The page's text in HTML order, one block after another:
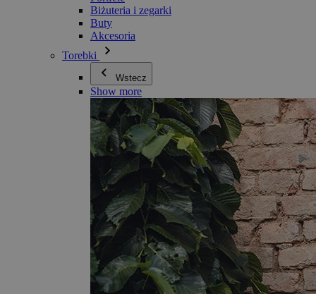
Biżuteria i zegarki
Buty
Akcesoria
Torebki
Wstecz
Show more